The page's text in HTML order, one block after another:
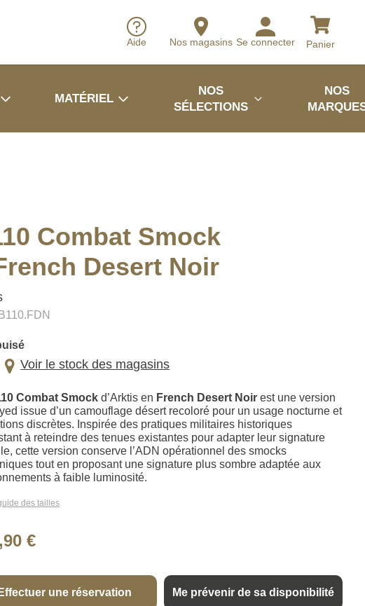
Aide Nos magasins Se connecter Panier
MATÉRIEL
NOS
SÉLECTIONS
NOS
Combat Smock
Desert Noir
Voir le stock des magasins
Combat Smock d’Arktis en French Desert Noir est une version
issue d’un camouflage désert recoloré pour un usage nocturne et
discrètes. Inspirée des pratiques militaires historiques
à reteindre des tenues existantes pour adapter leur signature
cette version conserve l’ADN opérationnel des smocks
tout en proposant une signature plus sombre adaptée aux
à faible luminosité.
des tailles
€
Effectuer une réservation Me prévenir de sa disponibilité